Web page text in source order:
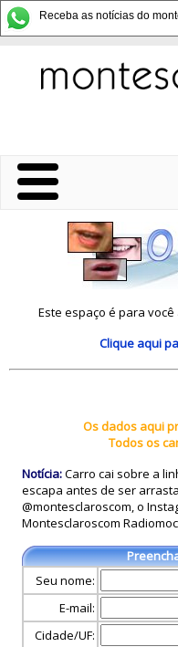
Receba as notícias do
Este espaço é para
Clique aqui
Os dados aqui
Todos os
Notícia:Carro cai sobre a
escapa antes de ser
@montesclaroscom, o
Montesclaroscom
Seu nome:
E-mail:
Cidade/UF: